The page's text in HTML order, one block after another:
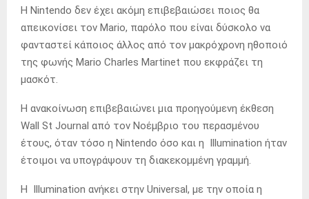
Η Nintendo δεν έχει ακόμη επιβεβαιώσει ποιος θα
απεικονίσει τον Mario, παρόλο που είναι δύσκολο να
φανταστεί κάποιος άλλος από τον μακρόχρονη ηθοποιό
της φωνής Mario Charles Martinet που εκφράζει τη
μασκότ.
Η ανακοίνωση επιβεβαιώνει μια προηγούμενη έκθεση
Wall St Journal από τον Νοέμβριο του περασμένου
έτους, όταν τόσο η Nintendo όσο και η Illumination ήταν
έτοιμοι να υπογράψουν τη διακεκομμένη γραμμή.
Η Illumination ανήκει στην Universal, με την οποία η